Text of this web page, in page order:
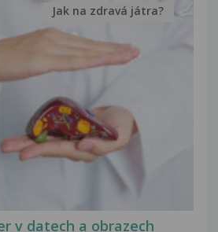
v datech a obrazech
Jak na zdravá játra?